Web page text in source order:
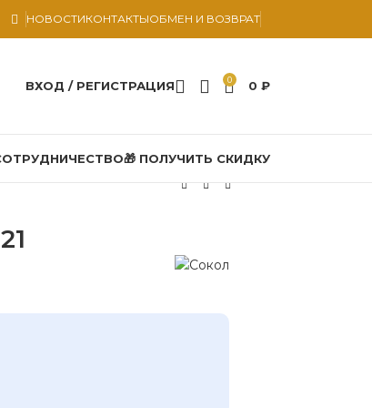
НОВОСТИКОНТАКТЫОБМЕН И ВОЗВРАТ
ВХОД / РЕГИСТРАЦИЯ 0 0 ₽
🎁 ПОЛУЧИТЬ СКИДКУ